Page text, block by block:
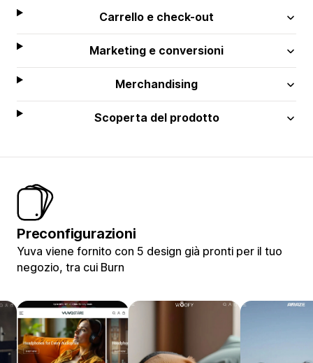
Carrello e check-out
Marketing e conversioni
Merchandising
Scoperta del prodotto
Preconfigurazioni
Yuva viene fornito con 5 design già pronti per il tuo
negozio, tra cui Burn